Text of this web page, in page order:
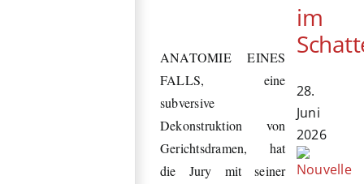
ANATOMIE EINES
FALLS, eine
subversive
Dekonstruktion von
Gerichtsdramen, hat
die Jury mit seiner
im
28.
Juni
2026